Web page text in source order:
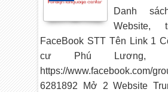
Danh
Website,
FaceBook STT Tên Link 1
cư Phú Lương,
https://www.facebook.com/
6281892 Mở 2 Website